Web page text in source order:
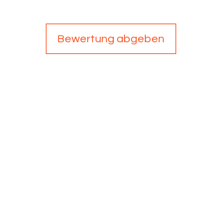
Bewertung abgeben